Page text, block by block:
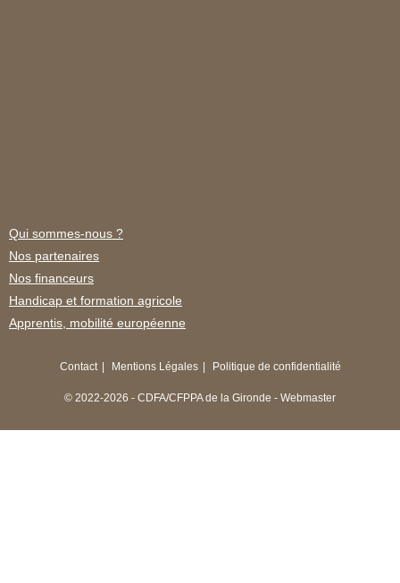
Qui sommes-nous ?
Nos partenaires
Nos financeurs
Handicap et formation agricole
Apprentis, mobilité européenne
Contact Mentions Légales Politique de confidentialité
© 2022-2026 - CDFA/CFPPA de la Gironde - Webmaster